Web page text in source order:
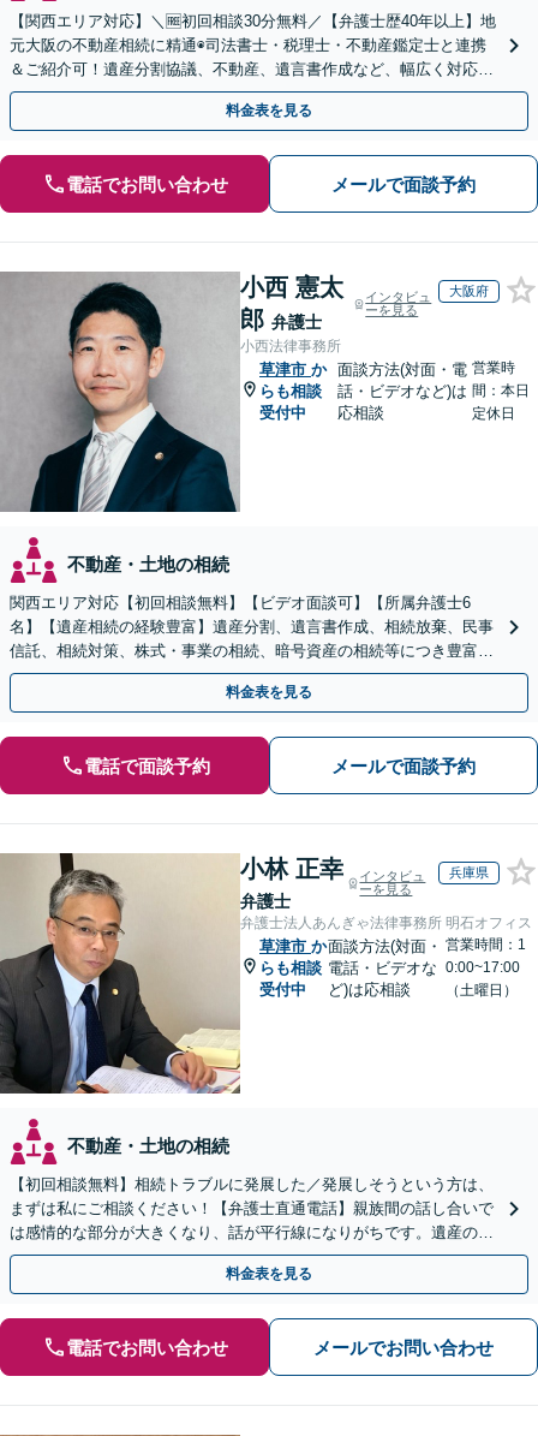
【関西エリア対応】＼🆓初回相談30分無料／【弁護士歴40年以上】地
元大阪の不動産相続に精通◉司法書士・税理士・不動産鑑定士と連携
＆ご紹介可！遺産分割協議、不動産、遺言書作成など、幅広く対応し
ます。お気軽にご相談ください
料金表を見る
電話でお問い合わせ メールで面談予約
小西 憲太
郎 弁護士
インタビュ
ーを見る
大阪府
小西法律事務所
草津市 か
らも相談
受付中
面談方法(対面・電
話・ビデオなど)は
応相談
営業時
間：本日
定休日
不動産・土地の相続
関西エリア対応【初回相談無料】【ビデオ面談可】【所属弁護士6
名】【遺産相続の経験豊富】遺産分割、遺言書作成、相続放棄、民事
信託、相続対策、株式・事業の相続、暗号資産の相続等につき豊富な
対応実績。【バリアフリー】【完全個室対応】
料金表を見る
電話で面談予約 メールで面談予約
小林 正幸
弁護士
インタビュ
ーを見る
兵庫県
弁護士法人あんぎゃ法律事務所 明石オフィス
草津市 か
らも相談
受付中
面談方法(対面・
電話・ビデオな
ど)は応相談
営業時間：1
0:00~17:00
（土曜日）
不動産・土地の相続
【初回相談無料】相続トラブルに発展した／発展しそうという方は、
まずは私にご相談ください！【弁護士直通電話】親族間の話し合いで
は感情的な部分が大きくなり、話が平行線になりがちです。遺産の使
い込みもご相談ください。泥沼化する前にお電話ください。
料金表を見る
電話でお問い合わせ メールでお問い合わせ